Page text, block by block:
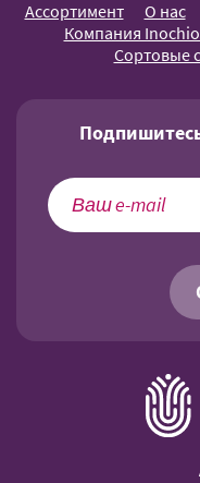
Ассортимент О нас
Компания
Сортовые